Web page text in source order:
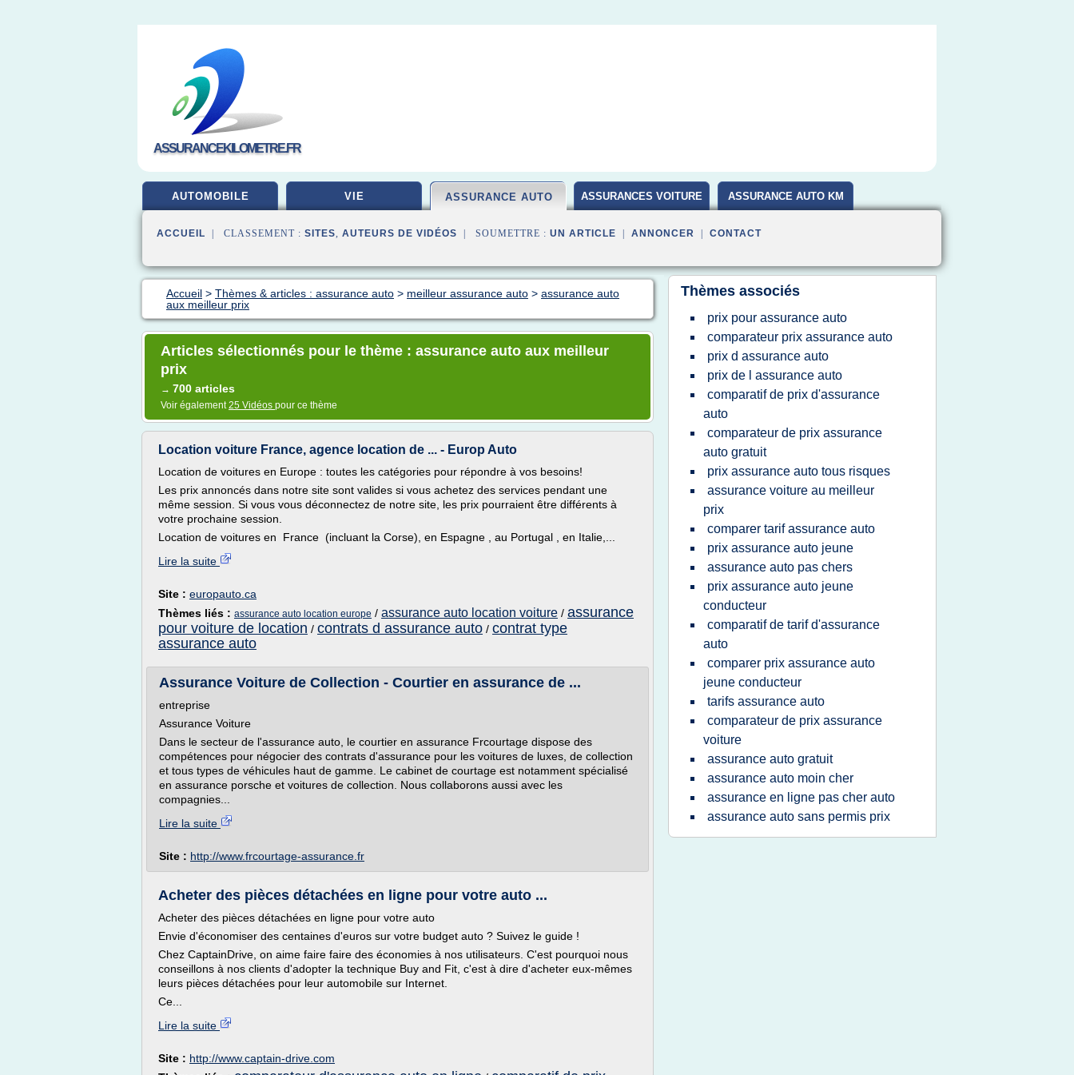
ASSURANCEKILOMETRE.FR
AUTOMOBILE VIE ASSURANCE AUTO ASSURANCES VOITURE ASSURANCE AUTO KM
ACCUEIL | CLASSEMENT : SITES, AUTEURS DE VIDÉOS | SOUMETTRE : UN ARTICLE ANNONCER CONTACT
Accueil > Thèmes & articles : assurance auto > meilleur assurance auto > assurance auto
aux meilleur prix
Articles sélectionnés pour le thème : assurance auto aux meilleur
prix
→ 700 articles
Voir également25 Vidéos pour ce thème
Location voiture France, agence location de ... - Europ Auto
Location de voitures en Europe : toutes les catégories pour répondre à vos besoins!
Les prix annoncés dans notre site sont valides si vous achetez des services pendant une
même session. Si vous vous déconnectez de notre site, les prix pourraient être différents à
votre prochaine session.
Location de voitures en France (incluant la Corse), en Espagne , au Portugal , en Italie,...
Lire la suite
Site : europauto.ca
Thèmes liés : assurance auto location europe / assurance auto location voiture / assurance
pour voiture de location / contrats d assurance auto / contrat type
assurance auto
Assurance Voiture de Collection - Courtier en assurance de ...
entreprise
Assurance Voiture
Dans le secteur de l'assurance auto, le courtier en assurance Frcourtage dispose des
compétences pour négocier des contrats d'assurance pour les voitures de luxes, de collection
et tous types de véhicules haut de gamme. Le cabinet de courtage est notamment spécialisé
en assurance porsche et voitures de collection. Nous collaborons aussi avec les
compagnies...
Lire la suite
Site : http://www.frcourtage-assurance.fr
Acheter des pièces détachées en ligne pour votre auto ...
Acheter des pièces détachées en ligne pour votre auto
Envie d'économiser des centaines d'euros sur votre budget auto ? Suivez le guide !
Chez CaptainDrive, on aime faire faire des économies à nos utilisateurs. C'est pourquoi nous
conseillons à nos clients d'adopter la technique Buy and Fit, c'est à dire d'acheter eux-mêmes
leurs pièces détachées pour leur automobile sur Internet.
Ce...
Lire la suite
Site : http://www.captain-drive.com
Thèmes associés
prix pour assurance auto
comparateur prix assurance auto
prix d assurance auto
prix de l assurance auto
comparatif de prix d'assurance
auto
comparateur de prix assurance
auto gratuit
prix assurance auto tous risques
assurance voiture au meilleur
prix
comparer tarif assurance auto
prix assurance auto jeune
assurance auto pas chers
prix assurance auto jeune
conducteur
comparatif de tarif d'assurance
auto
comparer prix assurance auto
jeune conducteur
tarifs assurance auto
comparateur de prix assurance
voiture
assurance auto gratuit
assurance auto moin cher
assurance en ligne pas cher auto
assurance auto sans permis prix